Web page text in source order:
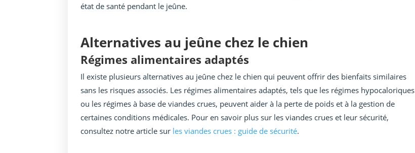
état de santé pendant le jeûne.
Alternatives au jeûne chez le chien
Régimes alimentaires adaptés
Il existe plusieurs alternatives au jeûne chez le chien qui peuvent offrir des bienfaits similaires
sans les risques associés. Les régimes alimentaires adaptés, tels que les régimes hypocaloriques
ou les régimes à base de viandes crues, peuvent aider à la perte de poids et à la gestion de
certaines conditions médicales. Pour en savoir plus sur les viandes crues et leur sécurité,
consultez notre article sur les viandes crues : guide de sécurité.